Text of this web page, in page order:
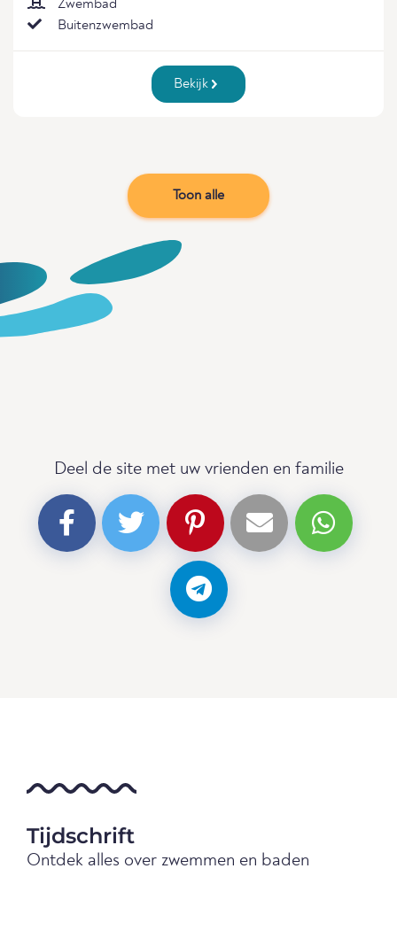
Zwembad
Buitenzwembad
Bekijk
Toon alle
Deel de site met uw vrienden en familie
Tijdschrift
Ontdek alles over zwemmen en baden